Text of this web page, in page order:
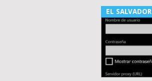
EL SALVADOR